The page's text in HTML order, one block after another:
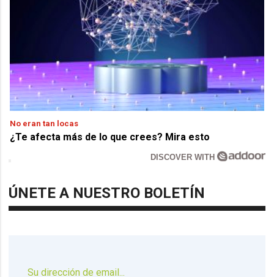
No eran tan locas
¿Te afecta más de lo que crees? Mira esto
DISCOVER WITH
ÚNETE A NUESTRO BOLETÍN